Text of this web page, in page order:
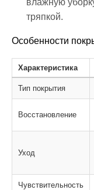
влажную
тряпкой.
Особенности
Характеристика
Тип покрытия
Восстановление
Уход
Чувствительность